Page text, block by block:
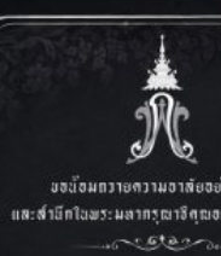
3 สิงหาคม 2569